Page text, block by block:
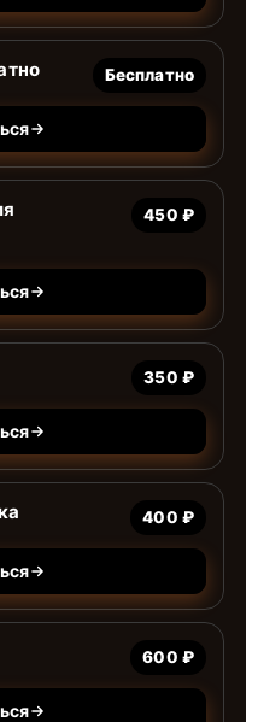
Бесплатно
450 ₽
350 ₽
400 ₽
600 ₽